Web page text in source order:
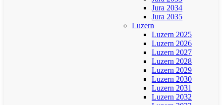
Jura 2034
Jura 2035
Luzern
Luzern 2025
Luzern 2026
Luzern 2027
Luzern 2028
Luzern 2029
Luzern 2030
Luzern 2031
Luzern 2032